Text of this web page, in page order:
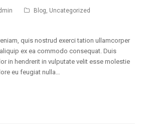
Blog, Uncategorized
quis nostrud exerci tation ullamcorper
ex ea commodo consequat. Duis
in hendrerit in vulputate velit esse molestie
eu feugiat nulla…